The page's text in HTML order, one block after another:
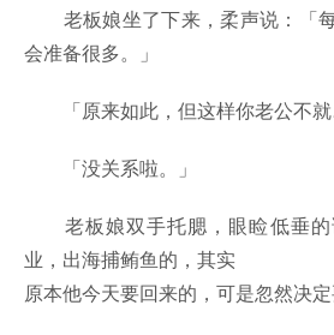
老板娘坐了下来，柔声说：「
会准备很多。」
「原来如此，但这样你老公不
「没关系啦。」
老板娘双手托腮，眼睑低垂的
业，出海捕鲔鱼的，其实
原本他今天要回来的，可是忽然决